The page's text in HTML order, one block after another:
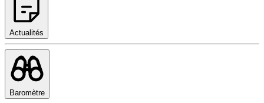
Actualités
Baromètre